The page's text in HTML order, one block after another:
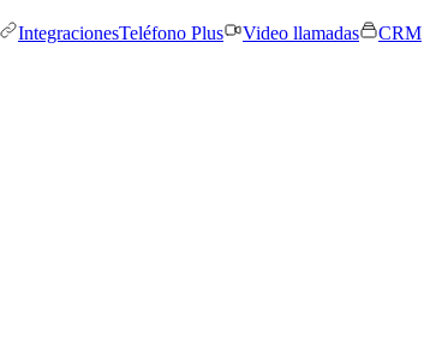
IntegracionesTeléfono Plus Video llamadas
CRM